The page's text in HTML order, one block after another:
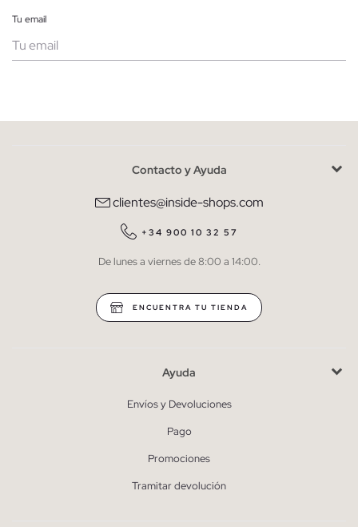
Tu email
He leído y entiendo lapolítica de privacidad
QUIERO SUSCRIBIRME
* Puedes cancelar la suscripción en cualquier momento.
Contacto y Ayuda
clientes@inside-shops.com
+34 900 10 32 57
De lunes a viernes de 8:00 a 14:00.
ENCUENTRA TU TIENDA
Ayuda
Envíos y Devoluciones
Pago
Promociones
Tramitar devolución